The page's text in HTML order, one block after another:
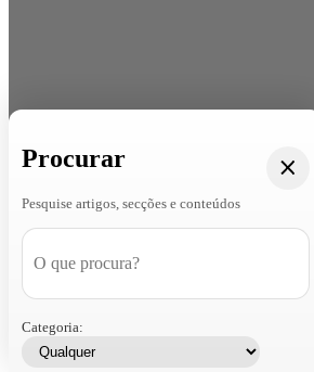
Procurar
Pesquise artigos, secções e conteúdos
Categoria: